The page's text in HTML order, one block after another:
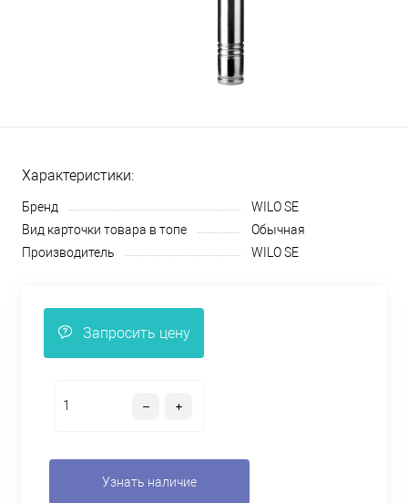
Характеристики:
Бренд
WILO SE
Вид карточки товара в топе
Обычная
Производитель
WILO SE
Запросить цену
Узнать наличие